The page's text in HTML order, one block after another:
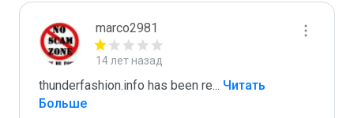
marco2981
14 лет назад
thunderfashion.info has been re... Читать
Больше